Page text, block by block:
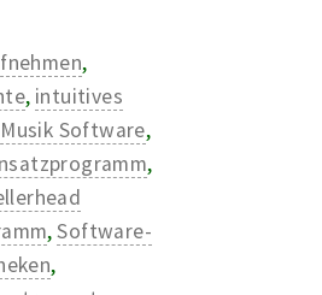
,
, intuitives
Musik Software,
,
,Software-
,